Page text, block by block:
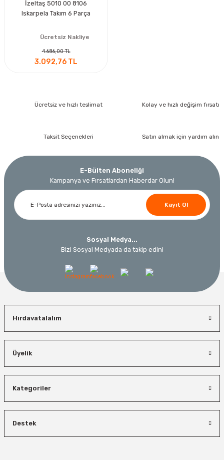
İzeltaş 5010 00 8106
Iskarpela Takım 6 Parça
Ücretsiz Nakliye
4.686,00 TL
3.092,76 TL
Ücretsiz ve hızlı teslimat Kolay ve hızlı değişim fırsatı
Taksit Seçenekleri Satın almak için yardım alın
E-Bülten Aboneliği
Kampanya ve Fırsatlardan Haberdar Olun!
Kayıt Ol
Sosyal Medya...
Bizi Sosyal Medyada da takip edin!
Hırdavatalalım
Üyelik
Kategoriler
Destek